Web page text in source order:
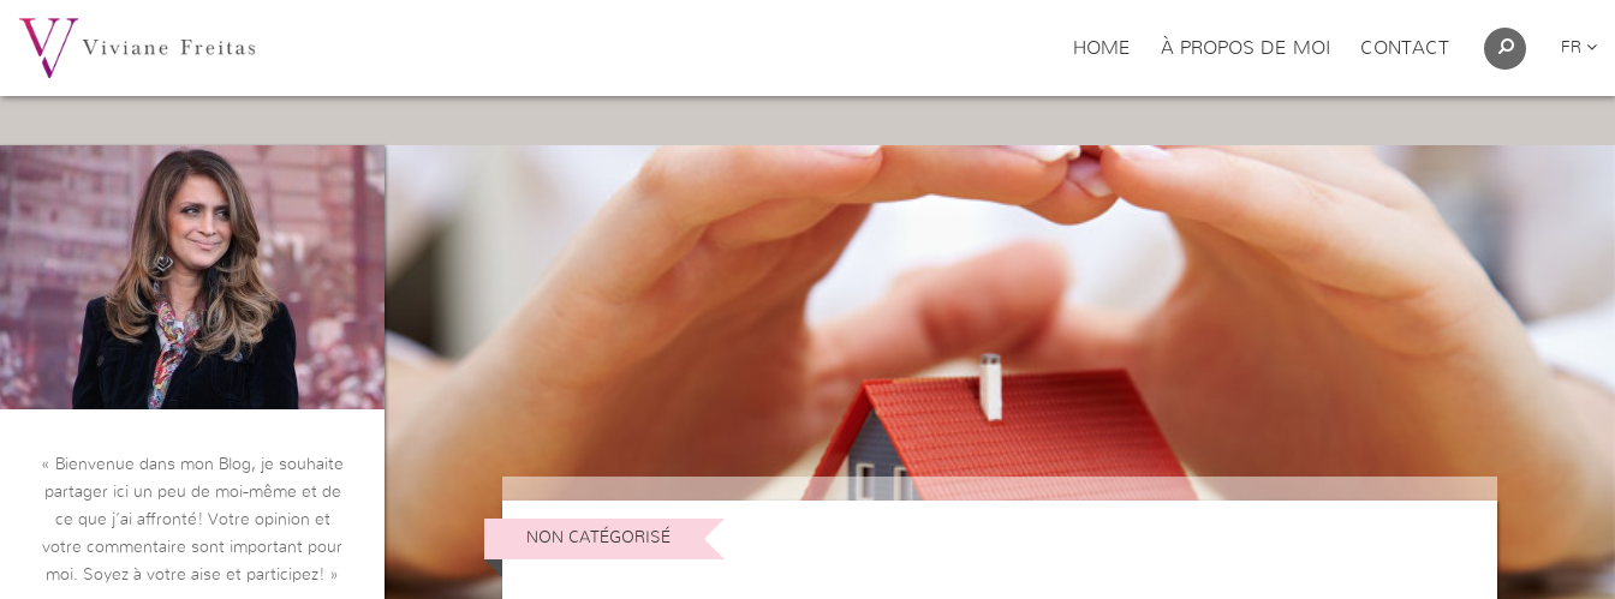
HOME À PROPOS DE MOI CONTACT FR
« Bienvenue dans mon Blog, je souhaite
partager ici un peu de moi-même et de
ce que j’ai affronté! Votre opinion et
votre commentaire sont important pour
moi. Soyez à votre aise et participez! »
NON CATÉGORISÉ